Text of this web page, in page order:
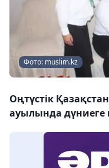
Фото: muslim.kz
Оңтүстік
ауылында дүниеге